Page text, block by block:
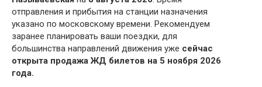
отправления и прибытия на станции назначения
указано по московскому времени. Рекомендуем
заранее планировать ваши поездки, для
большинства направлений движения уже сейчас
открыта продажа ЖД билетов на 5 ноября 2026
года.